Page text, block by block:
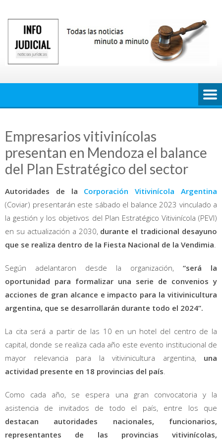
contenido
Empresarios vitivinícolas
presentan en Mendoza el balance
del Plan Estratégico del sector
Autoridades de la Corporación Vitivinícola Argentina
(Coviar) presentarán este sábado el balance 2023 vinculado a
la gestión y los objetivos del Plan Estratégico Vitivinícola (PEVI)
en su actualización a 2030, durante el tradicional desayuno
que se realiza dentro de la Fiesta Nacional de la Vendimia
Según adelantaron desde la organización, “será la
oportunidad para formalizar una serie de convenios y
acciones de gran alcance e impacto para la vitivinicultura
argentina, que se desarrollarán durante todo el 2024”.
La cita será a partir de las 10 en un hotel del centro de la
capital, donde se realiza cada año este evento institucional de
mayor relevancia para la vitivinicultura argentina, una
actividad presente en 18 provincias del país
Como cada año, se espera una gran convocatoria y la
asistencia de invitados de todo el país, entre los que
destacan autoridades nacionales, funcionarios,
representantes de las provincias vitivinícolas,